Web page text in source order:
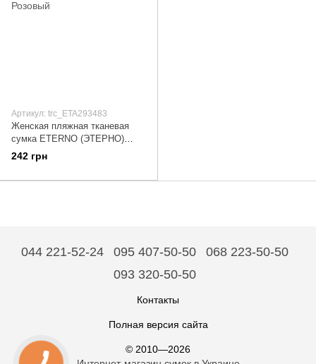
Артикул: trc_ETA293483
Женская пляжная тканевая
сумка ETERNO (ЭТЕРНО)
ETA29348-3 Розовый
242 грн
044 221-52-24 095 407-50-50
068 223-50-50
093 320-50-50
Контакты
Полная версия сайта
© 2010—2026